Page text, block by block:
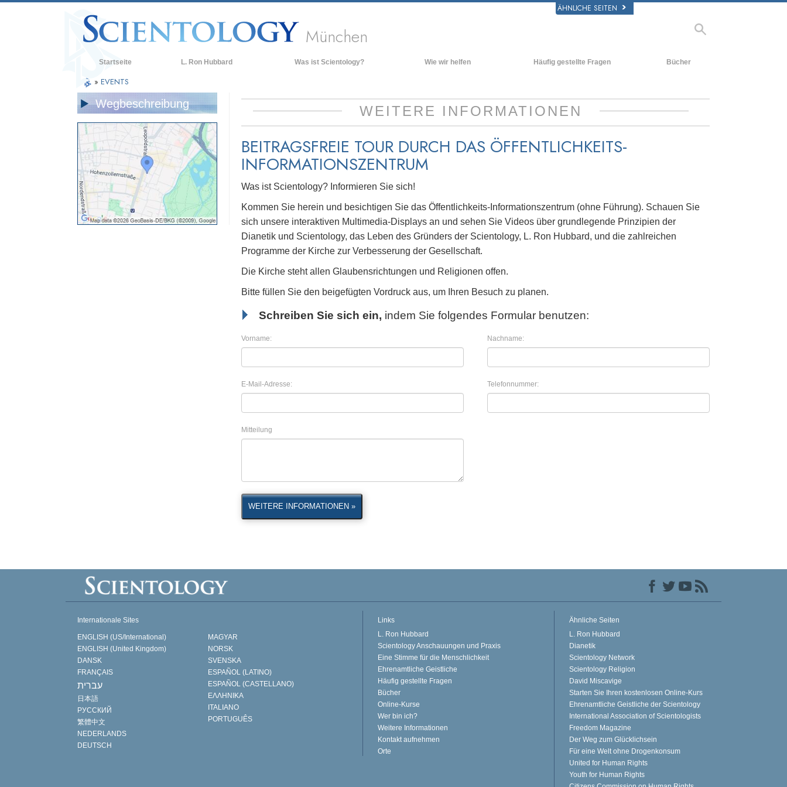
ÄHNLICHE SEITEN
München
Startseite L. Ron Hubbard Was ist Scientology?
Kodizes
Lernen Sie einen Scientologen kennen
Liebe und Hass – Was ist Größe?
Wie wir helfen Häufig gestellte Fragen
Innerhalb einer Scientology Kirche
Bücher
Filme
» EVENTS
WEITERE INFORMATIONEN
BEITRAGSFREIE TOUR DURCH DAS ÖFFENTLICHKEITS-
INFORMATIONSZENTRUM
Was ist Scientology? Informieren Sie sich!
Kommen Sie herein und besichtigen Sie das Öffentlichkeits-Informationszentrum (ohne Führung). Schauen Sie
sich unsere interaktiven Multimedia-Displays an und sehen Sie Videos über grundlegende Prinzipien der
Dianetik und Scientology, das Leben des Gründers der Scientology, L. Ron Hubbard, und die zahlreichen
Programme der Kirche zur Verbesserung der Gesellschaft.
Die Kirche steht allen Glaubensrichtungen und Religionen offen.
Bitte füllen Sie den beigefügten Vordruck aus, um Ihren Besuch zu planen.
Schreiben Sie sich ein, indem Sie folgendes Formular benutzen:
Vorname: Nachname:
E-Mail-Adresse: Telefonnummer:
Mitteilung
WEITERE INFORMATIONEN »
Wegbeschreibung
Internationale Sites
ENGLISH (US/International)
ENGLISH (United Kingdom)
DANSK
FRANÇAIS
עברית
日本語
РУССКИЙ
繁體中文
NEDERLANDS
DEUTSCH
MAGYAR
NORSK
SVENSKA
ESPAÑOL (LATINO)
ESPAÑOL (CASTELLANO)
ΕΛΛΗΝΙΚA
ITALIANO
PORTUGUÊS
Links
L. Ron Hubbard
Scientology Anschauungen und Praxis
Eine Stimme für die Menschlichkeit
Ehrenamtliche Geistliche
Häufig gestellte Fragen
Bücher
Online-Kurse
Wer bin ich?
Weitere Informationen
Kontakt aufnehmen
Orte
Ähnliche Seiten
L. Ron Hubbard
Dianetik
Scientology Network
Scientology Religion
David Miscavige
Starten Sie Ihren kostenlosen Online-Kurs
Ehrenamtliche Geistliche der Scientology
International Association of Scientologists
Freedom Magazine
Der Weg zum Glücklichsein
Für eine Welt ohne Drogenkonsum
United for Human Rights
Youth for Human Rights